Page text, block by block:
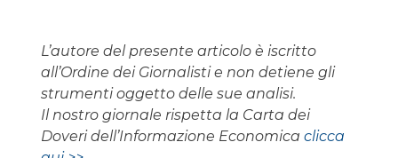
L’autore del presente articolo è iscritto
all’Ordine dei Giornalisti e non detiene gli
strumenti oggetto delle sue analisi.
Il nostro giornale rispetta la Carta dei
Doveri dell’Informazione Economica clicca